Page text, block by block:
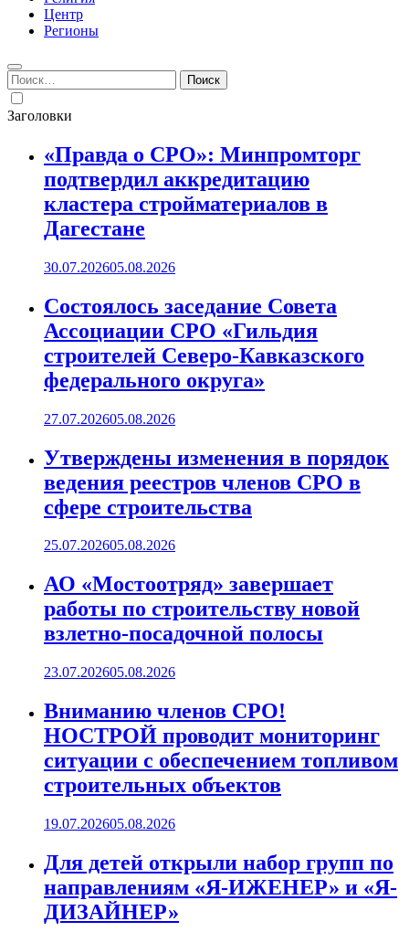
Центр
Регионы
Найти:
Заголовки
«Правда о СРО»: Минпромторг
подтвердил аккредитацию
кластера стройматериалов в
Дагестане
30.07.202605.08.2026
Состоялось заседание Совета
Ассоциации СРО «Гильдия
строителей Северо-Кавказского
федерального округа»
27.07.202605.08.2026
Утверждены изменения в порядок
ведения реестров членов СРО в
сфере строительства
25.07.202605.08.2026
АО «Мостоотряд» завершает
работы по строительству новой
взлетно-посадочной полосы
23.07.202605.08.2026
Вниманию членов СРО!
НОСТРОЙ проводит мониторинг
ситуации с обеспечением топливом
строительных объектов
19.07.202605.08.2026
Для детей открыли набор групп по
направлениям «Я-ИЖЕНЕР» и «Я-
ДИЗАЙНЕР»